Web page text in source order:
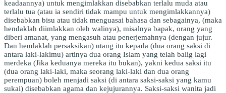
keadaannya) untuk mengimlakkan disebabkan terlalu muda atau
terlalu tua (atau ia sendiri tidak mampu untuk mengimlakkannya)
disebabkan bisu atau tidak menguasai bahasa dan sebagainya, (maka
hendaklah diimlakkan oleh walinya), misalnya bapak, orang yang
diberi amanat, yang mengasuh atau penerjemahnya (dengan jujur.
Dan hendaklah persaksikan) utang itu kepada (dua orang saksi di
antara laki-lakimu) artinya dua orang Islam yang telah balig lagi
merdeka (Jika keduanya mereka itu bukan), yakni kedua saksi itu
(dua orang laki-laki, maka seorang laki-laki dan dua orang
perempuan) boleh menjadi saksi (di antara saksi-saksi yang kamu
sukai) disebabkan agama dan kejujurannya. Saksi-saksi wanita jadi